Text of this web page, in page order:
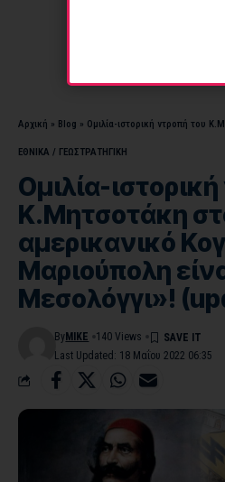
Αρχική » Blog » Ομιλία-ιστορική ντροπή του Κ.Μητσοτάκη στο
ΕΘΝΙΚΑ / ΓΕΩΣΤΡΑΤHΓΙΚΗ
Ομιλία-
Κ.Μητσοτάκη
αμερικανικό
Μαριούπολη
Μεσολόγγι»!
Last Updated: 18 Μαΐου 2022 06:35
By MIKE 140 Views